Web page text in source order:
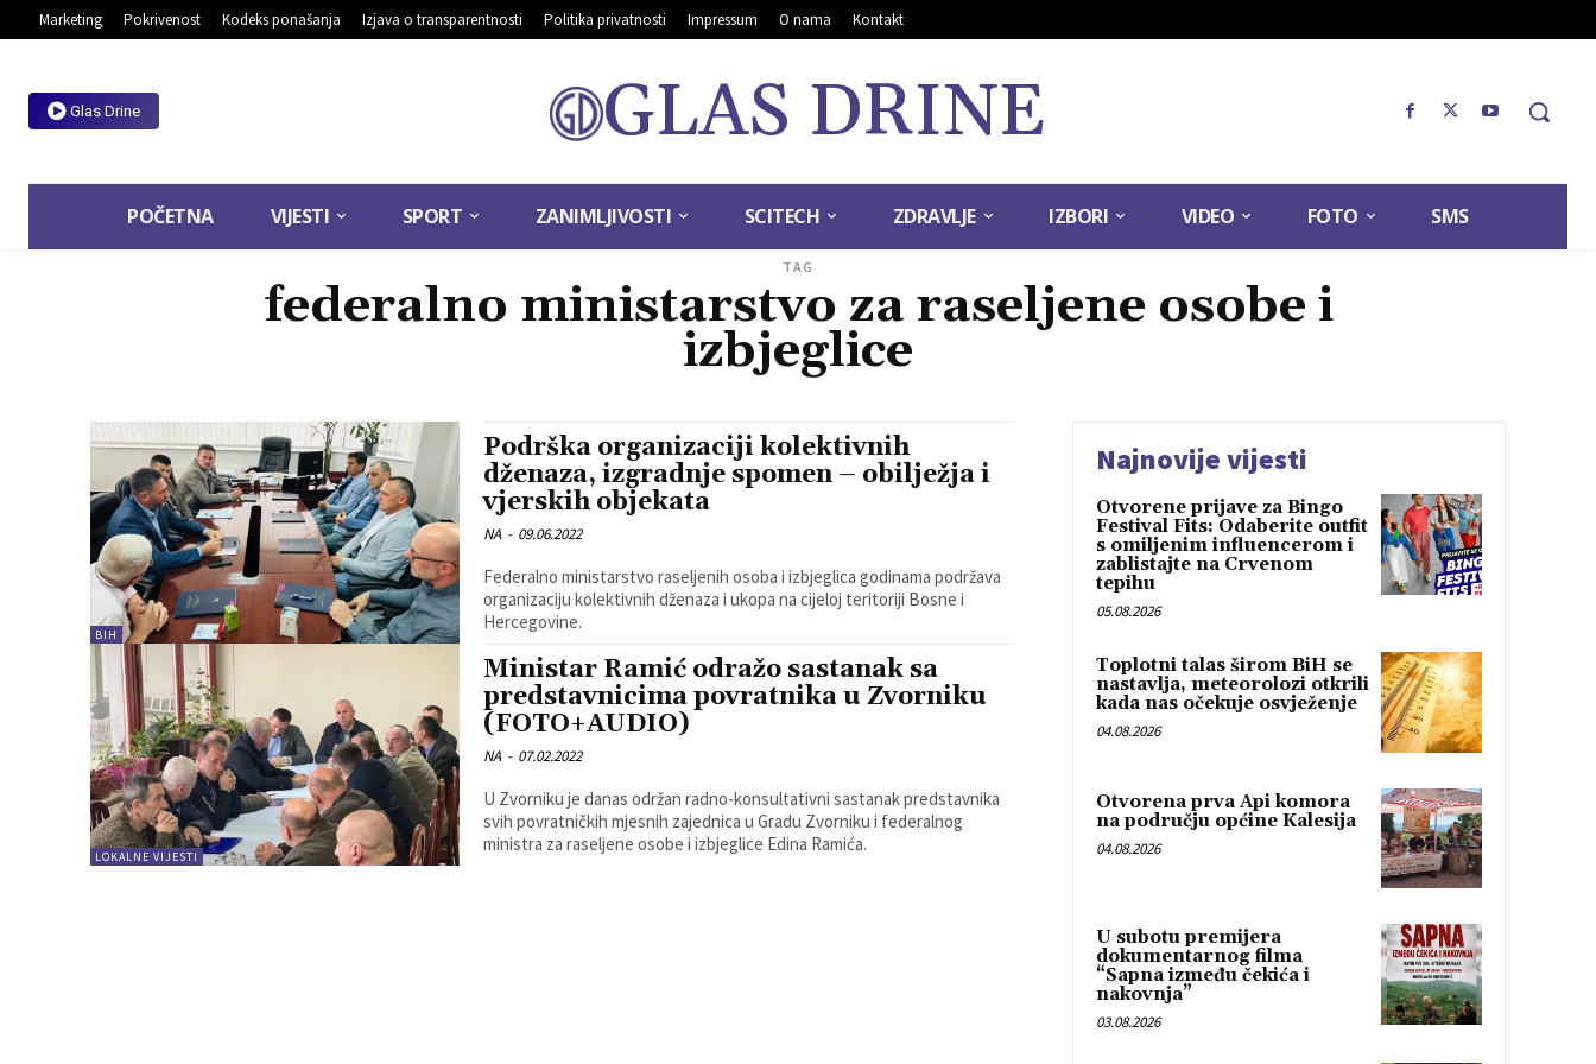
Marketing Pokrivenost Kodeks ponašanja Izjava o transparentnosti Politika privatnosti Impressum O nama Kontakt
Glas Drine GLAS DRINE
POČETNA VIJESTI SPORT ZANIMLJIVOSTI SCITECH ZDRAVLJE IZBORI VIDEO FOTO SMS
TAG
federalno ministarstvo za raseljene osobe i
izbjeglice
BIH
Podrška organizaciji kolektivnih
dženaza, izgradnje spomen – obilježja i
vjerskih objekata
NA - 09.06.2022
Federalno ministarstvo raseljenih osoba i izbjeglica godinama podržava
organizaciju kolektivnih dženaza i ukopa na cijeloj teritoriji Bosne i
Hercegovine.
LOKALNE VIJESTI
Ministar Ramić odražo sastanak sa
predstavnicima povratnika u Zvorniku
(FOTO+AUDIO)
NA - 07.02.2022
U Zvorniku je danas održan radno-konsultativni sastanak predstavnika
svih povratničkih mjesnih zajednica u Gradu Zvorniku i federalnog
ministra za raseljene osobe i izbjeglice Edina Ramića.
Najnovije vijesti
Otvorene prijave za Bingo
Festival Fits: Odaberite outfit
s omiljenim influencerom i
zablistajte na Crvenom
tepihu
05.08.2026
Toplotni talas širom BiH se
nastavlja, meteorolozi otkrili
kada nas očekuje osvježenje
04.08.2026
Otvorena prva Api komora
na području općine Kalesija
04.08.2026
U subotu premijera
dokumentarnog filma
“Sapna između čekića i
nakovnja”
03.08.2026